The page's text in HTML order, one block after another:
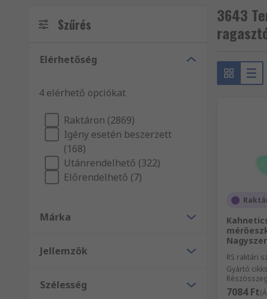
100 000 műszaki dokumentummal rendelkezünk
Szűrés
Elérhetőség
4 elérhető opciókat
Raktáron (2869)
Igény esetén beszerzett
(168)
Utánrendelhető (322)
Előrendelhető (7)
Márka
Jellemzők
Szélesség
3643
RS raktári
Gyártó
7084 Ft